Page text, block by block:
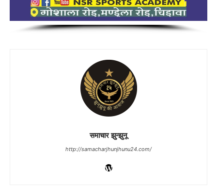
समाचार झुन्झुनू
http://samacharjhunjhunu24.com/